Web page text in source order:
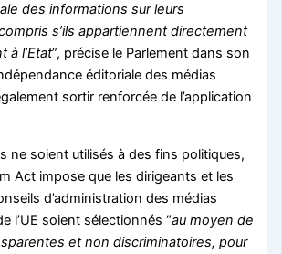
des informations sur leurs
s’ils appartiennent directement
à l’Etat”, précise le Parlement dans son
éditoriale des médias
sortir renforcée de l’application
ne soient utilisés à des fins politiques,
Act impose que les dirigeants et les
d’administration des médias
l’UE soient sélectionnés “au moyen de
et non discriminatoires, pour